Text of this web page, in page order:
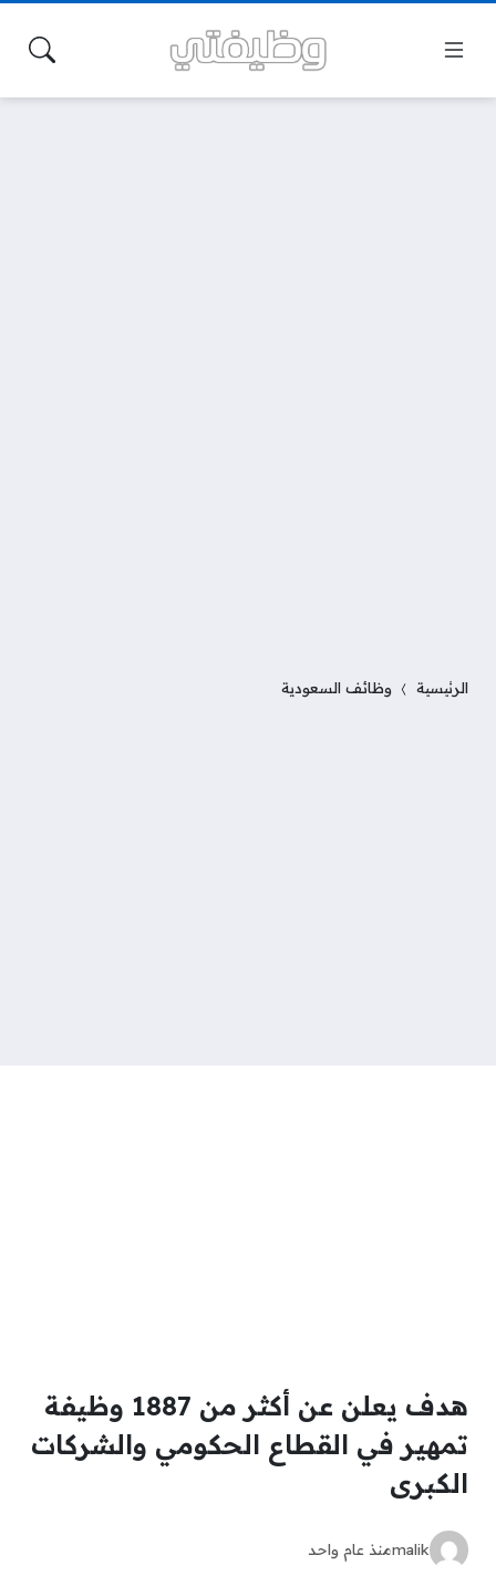
الرئيسية وظائف السعودية
هدف يعلن عن أكثر من 1887 وظيفة
تمهير في القطاع الحكومي والشركات
الكبرى
malikمنذ عام واحد